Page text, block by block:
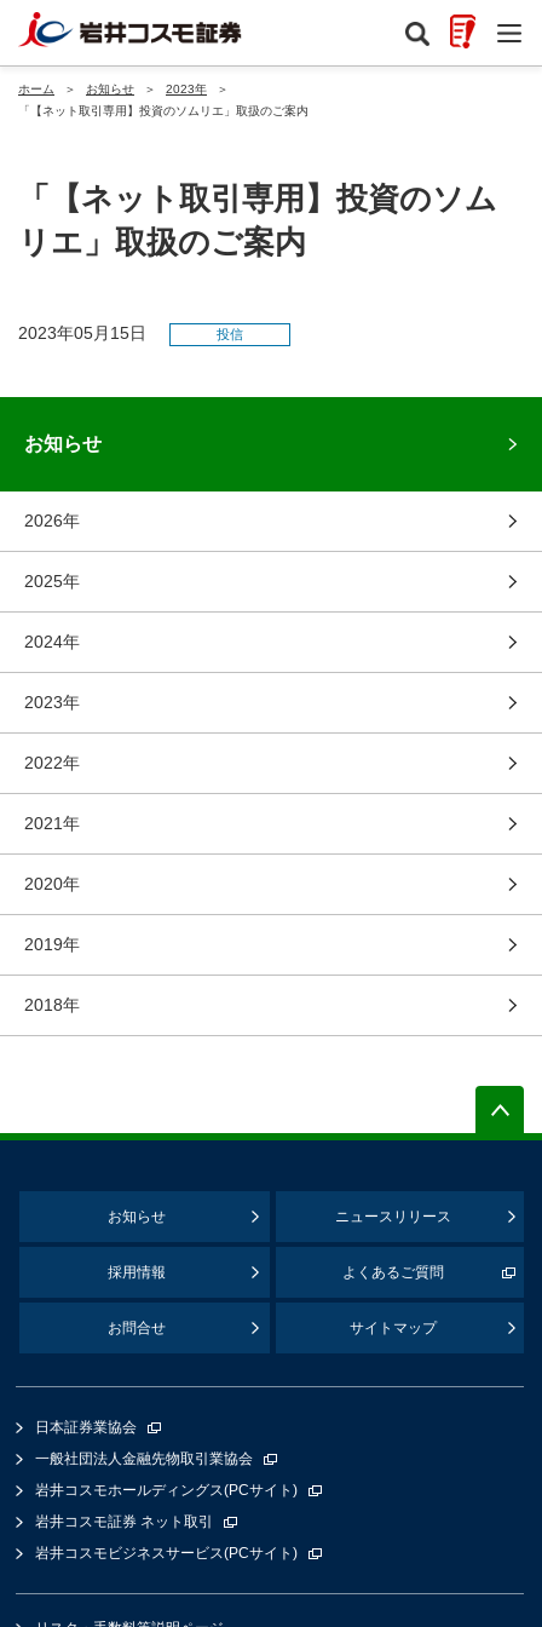
ホーム ＞ お知らせ ＞ 2023年
＞
「【ネット取引専用】投資のソムリエ」取扱のご案内
「【ネット取引専用】投資のソム
リエ」取扱のご案内
2023年05月15日 投信
お知らせ
2026年
2025年
2024年
2023年
2022年
2021年
2020年
2019年
2018年
お知らせ ニュースリリース
採用情報 よくあるご質問
お問合せ サイトマップ
日本証券業協会
一般社団法人金融先物取引業協会
岩井コスモホールディングス(PCサイト)
岩井コスモ証券 ネット取引
岩井コスモビジネスサービス(PCサイト)